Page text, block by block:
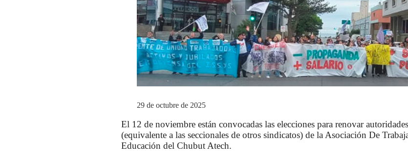
29 de octubre de 2025
El 12 de noviembre están convocadas las elecciones para renovar
(equivalente a las seccionales de otros sindicatos) de la Asociación De
Educación del Chubut Atech.